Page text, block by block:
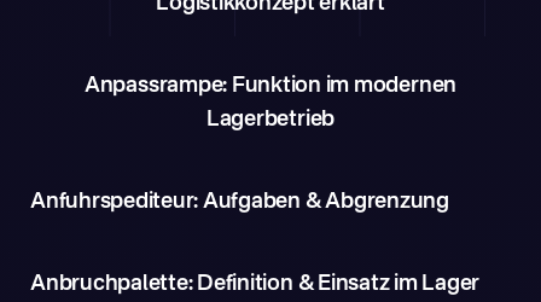
Anpassrampe: Funktion im modernen
Lagerbetrieb
Anfuhrspediteur: Aufgaben & Abgrenzung
Anbruchpalette: Definition & Einsatz im Lager